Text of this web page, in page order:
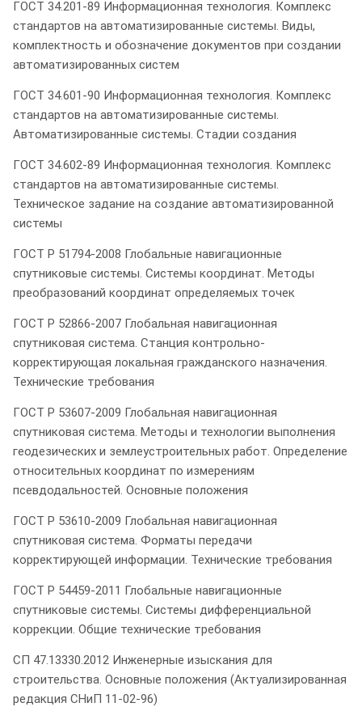
ГОСТ 34.201-89 Информационная технология. Комплекс
стандартов на автоматизированные системы. Виды,
комплектность и обозначение документов при создании
автоматизированных систем
ГОСТ 34.601-90 Информационная технология. Комплекс
стандартов на автоматизированные системы.
Автоматизированные системы. Стадии создания
ГОСТ 34.602-89 Информационная технология. Комплекс
стандартов на автоматизированные системы.
Техническое задание на создание автоматизированной
системы
ГОСТ Р 51794-2008 Глобальные навигационные
спутниковые системы. Системы координат. Методы
преобразований координат определяемых точек
ГОСТ Р 52866-2007 Глобальная навигационная
спутниковая система. Станция контрольно-
корректирующая локальная гражданского назначения.
Технические требования
ГОСТ Р 53607-2009 Глобальная навигационная
спутниковая система. Методы и технологии выполнения
геодезических и землеустроительных работ. Определение
относительных координат по измерениям
псевдодальностей. Основные положения
ГОСТ Р 53610-2009 Глобальная навигационная
спутниковая система. Форматы передачи
корректирующей информации. Технические требования
ГОСТ Р 54459-2011 Глобальные навигационные
спутниковые системы. Системы дифференциальной
коррекции. Общие технические требования
СП 47.13330.2012 Инженерные изыскания для
строительства. Основные положения (Актуализированная
редакция СНиП 11-02-96)